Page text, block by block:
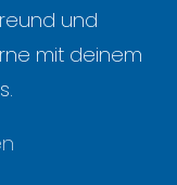
und
mit deinem